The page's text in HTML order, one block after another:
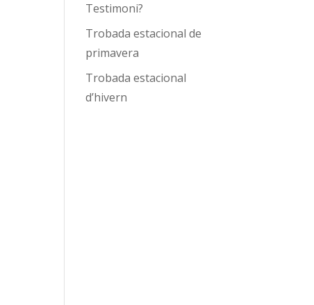
Testimoni?
Trobada estacional de
primavera
Trobada estacional
d’hivern